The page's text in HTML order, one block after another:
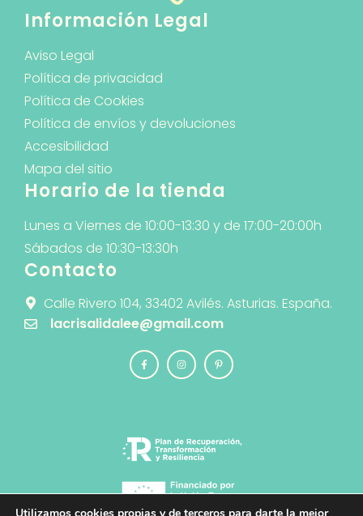
Información Legal
Aviso Legal
Política de privacidad
Política de Cookies
Política de envíos y devoluciones
Accesibilidad
Mapa del sitio
Horario de la tienda
Lunes a Viernes de 10:00-13:30 y de 17:00-20:00h
Sábados de 10:30-13:30h
Contacto
Calle Rivero 104, 33402 Avilés. Asturias. España.
lacrisalidalee@gmail.com